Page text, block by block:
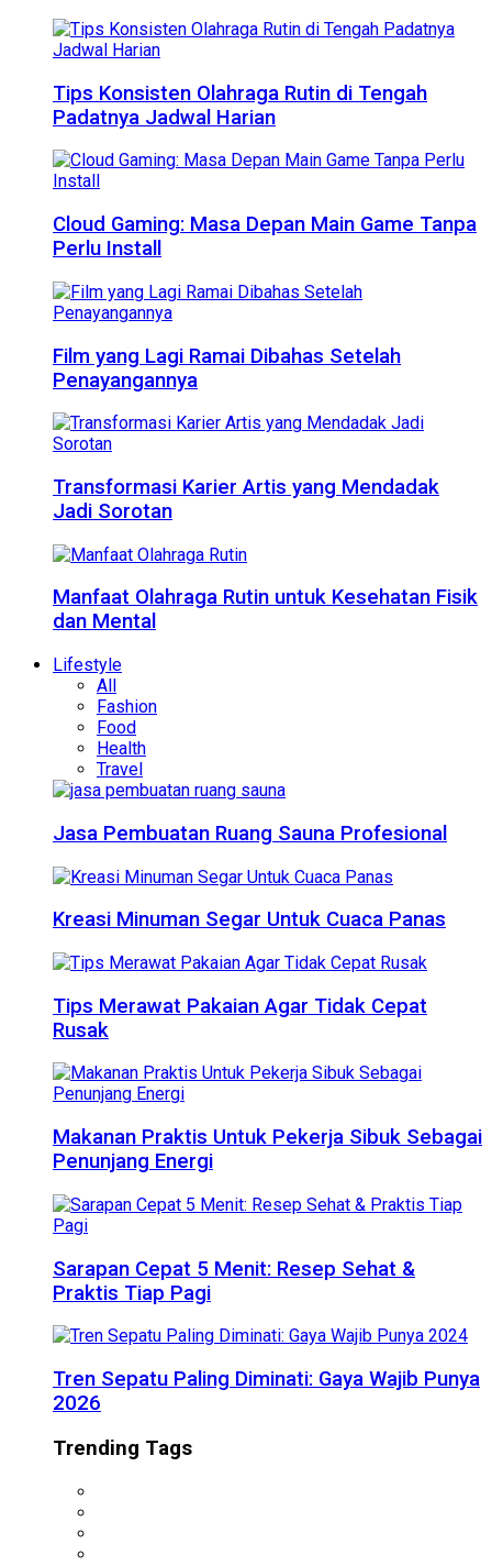
Tips Konsisten Olahraga Rutin di Tengah
Padatnya Jadwal Harian
Cloud Gaming: Masa Depan Main Game Tanpa
Perlu Install
Film yang Lagi Ramai Dibahas Setelah
Penayangannya
Transformasi Karier Artis yang Mendadak
Jadi Sorotan
Manfaat Olahraga Rutin untuk Kesehatan Fisik
dan Mental
Lifestyle
All
Fashion
Food
Health
Travel
Jasa Pembuatan Ruang Sauna Profesional
Kreasi Minuman Segar Untuk Cuaca Panas
Tips Merawat Pakaian Agar Tidak Cepat
Rusak
Makanan Praktis Untuk Pekerja Sibuk Sebagai
Penunjang Energi
Sarapan Cepat 5 Menit: Resep Sehat &
Praktis Tiap Pagi
Tren Sepatu Paling Diminati: Gaya Wajib Punya
2026
Trending Tags